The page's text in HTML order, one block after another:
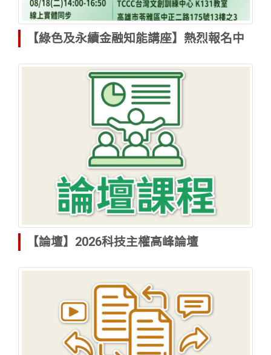
【綠色及永續金融知能講座】熱烈報名中
【論壇】2026科技主權高峰論壇